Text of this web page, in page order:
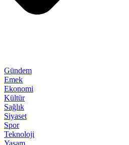
Gündem
Emek
Ekonomi
Kültür
Sağlık
Siyaset
Spor
Teknoloji
Yaşam